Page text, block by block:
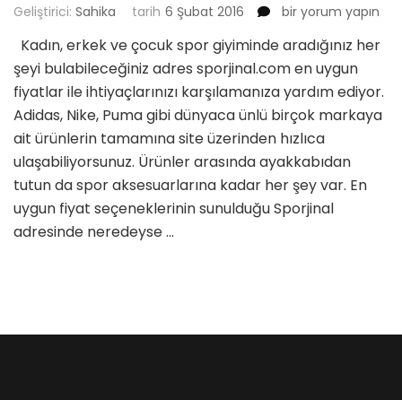
Geliştirici: Sahika tarih 6 Şubat 2016
Spora
Her
Şey
Sporjinal’de
için
bir yorum yapın
Kadın, erkek ve çocuk spor giyiminde aradığınız her
şeyi bulabileceğiniz adres sporjinal.com en uygun
fiyatlar ile ihtiyaçlarınızı karşılamanıza yardım ediyor.
Adidas, Nike, Puma gibi dünyaca ünlü birçok markaya
ait ürünlerin tamamına site üzerinden hızlıca
ulaşabiliyorsunuz. Ürünler arasında ayakkabıdan
tutun da spor aksesuarlarına kadar her şey var. En
uygun fiyat seçeneklerinin sunulduğu Sporjinal
adresinde neredeyse …